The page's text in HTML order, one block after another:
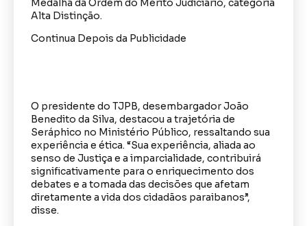
Alta Distinção.
Continua Depois da Publicidade
O presidente do TJPB, desembargador João
Benedito da Silva, destacou a trajetória de
Seráphico no Ministério Público, ressaltando sua
experiência e ética. “Sua experiência, aliada ao
senso de Justiça e a imparcialidade, contribuirá
significativamente para o enriquecimento dos
debates e a tomada das decisões que afetam
diretamente a vida dos cidadãos paraibanos”,
disse.